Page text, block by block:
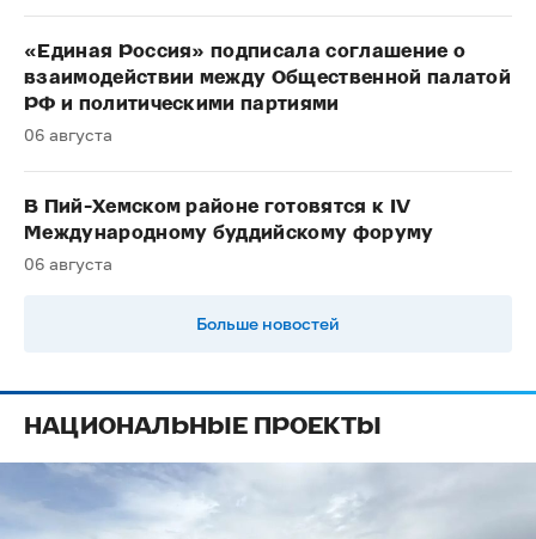
«Единая Россия» подписала соглашение о
взаимодействии между Общественной палатой
РФ и политическими партиями
06 августа
В Пий-Хемском районе готовятся к IV
Международному буддийскому форуму
06 августа
Больше новостей
НАЦИОНАЛЬНЫЕ ПРОЕКТЫ